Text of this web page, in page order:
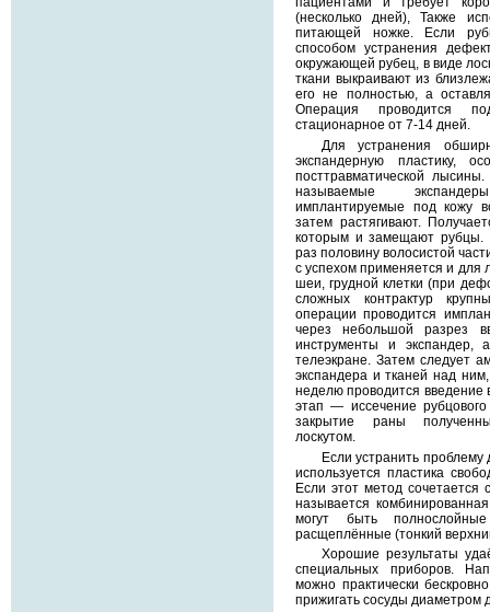
(несколько дней), Также
питающей ножке. Если
способом устранения
окружающей рубец, в виде
ткани выкраивают из
его не полностью, а
Операция проводится
стационарное от 7-14 дней.
Для устранения
экспандерную пластику,
посттравматической
называемые
имплантируемые под кожу
затем растягивают.
которым и замещают рубцы.
раз половину волосистой
с успехом применяется и для
шеи, грудной клетки (при
сложных контрактур
операции проводится
через небольшой разрез
инструменты и
телеэкране. Затем следует
экспандера и тканей над
неделю проводится введение
этап — иссечение
закрытие раны
лоскутом.
Если устранить
используется пластика
Если этот метод сочетается
называется
могут быть
расщеплённые (тонкий
Хорошие результаты
специальных приборов.
можно практически
прижигать сосуды диаметром